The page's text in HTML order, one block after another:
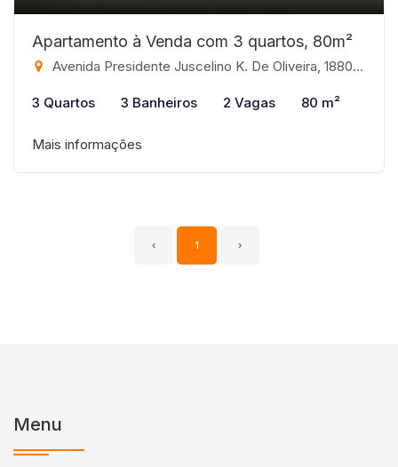
Apartamento à Venda com 3 quartos, 80m²
Avenida Presidente Juscelino K. De Oliveira, 1880 - Jardim Tarraf II, São José do Rio Preto-SP
3 Quartos 3 Banheiros 2 Vagas 80 m²
Mais informações
‹ 1 ›
Menu